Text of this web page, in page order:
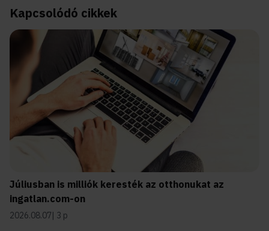
Kapcsolódó cikkek
Júliusban is milliók keresték az otthonukat az
ingatlan.com-on
2026.08.07 3 p